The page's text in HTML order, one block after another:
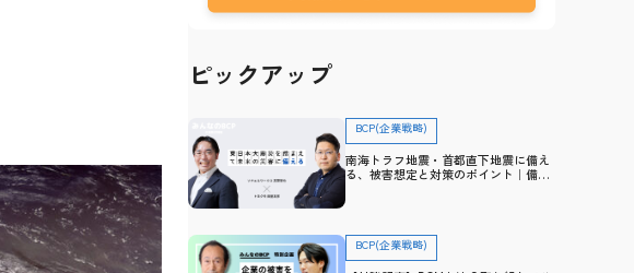
ピックアップ
BCP(企業戦略)
南海トラフ地震・首都直下地震に備え
る、被害想定と対策のポイント｜備
BCP(企業戦略)